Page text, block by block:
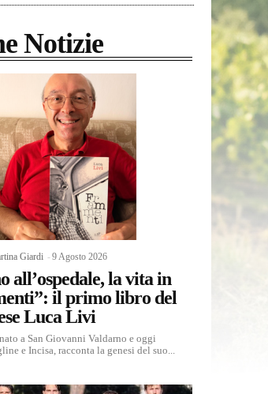
Notizie
Giardi -9 Agosto 2026
all’ospedale, la vita in
il primo libro del
Luca Livi
a San Giovanni Valdarno e oggi
e Incisa, racconta la genesi del suo...